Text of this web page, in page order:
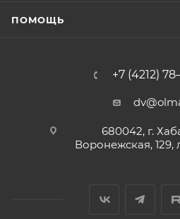
ПОМОЩЬ
+7 (4212)
680042, г.
Воронежская, 129,